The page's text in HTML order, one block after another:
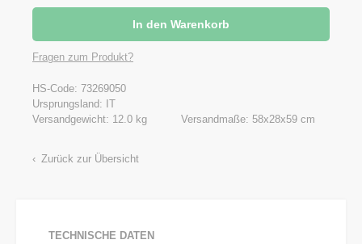
Fragen zum Produkt?
HS-Code: 73269050
Ursprungsland: IT
Versandgewicht: 12.0 kg
Versandmaße: 58x28x59 cm
Zurück zur Übersicht
TECHNISCHE DATEN